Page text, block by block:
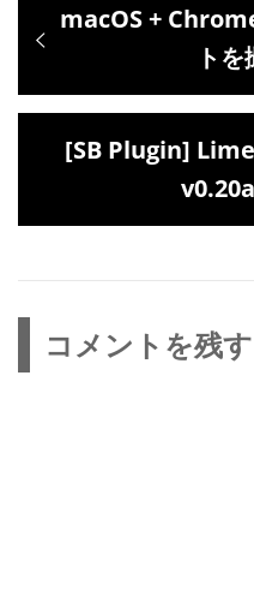
稿
ビ
シ
ン
過
の
稿:
macOS +
ト
次
投
[SB Plugin]
コメントを残す